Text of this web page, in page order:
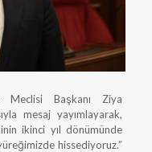
Meclisi Başkanı Ziya
mesaj yayımlayarak,
ikinci yıl dönümünde
hissediyoruz.”